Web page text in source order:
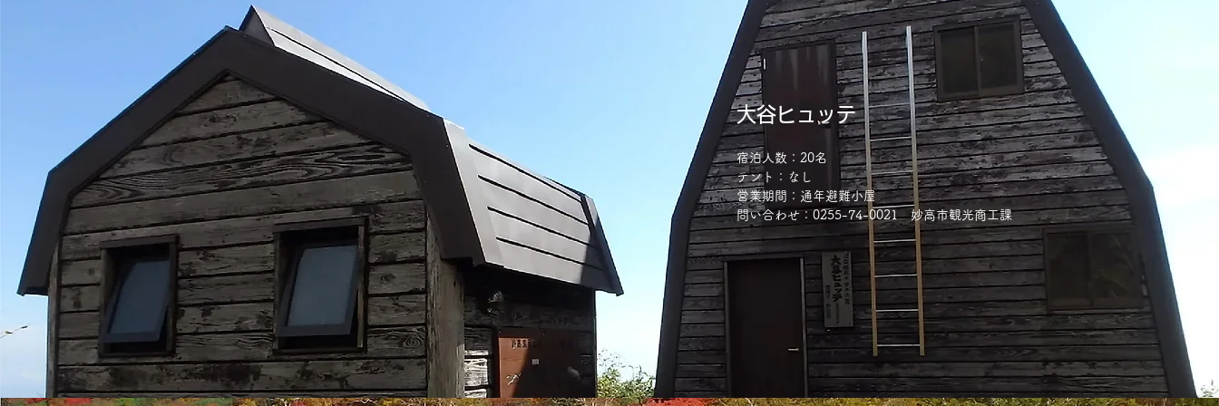
大谷ヒュッテ
宿泊人数：20名
テント：なし
​営業期間：通年避難小屋
​問い合わせ：0255-74-0021 妙高市観光商工課